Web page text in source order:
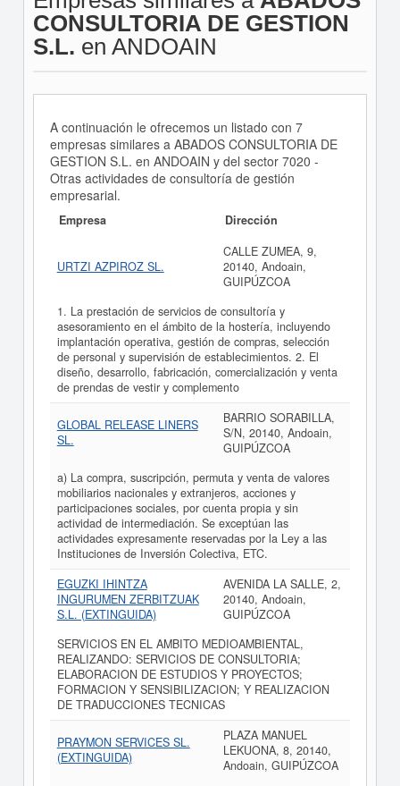
CONSULTORIA DE GESTION
S.L. en ANDOAIN
A continuación le ofrecemos un listado con 7
empresas similares a ABADOS CONSULTORIA DE
GESTION S.L. en ANDOAIN y del sector 7020 -
Otras actividades de consultoría de gestión
empresarial.
Empresa Dirección
URTZI AZPIROZ SL.
CALLE ZUMEA, 9,
20140, Andoain,
GUIPÚZCOA
1. La prestación de servicios de consultoría y
asesoramiento en el ámbito de la hostería, incluyendo
implantación operativa, gestión de compras, selección
de personal y supervisión de establecimientos. 2. El
diseño, desarrollo, fabricación, comercialización y venta
de prendas de vestir y complemento
GLOBAL RELEASE LINERS
SL.
BARRIO SORABILLA,
S/N, 20140, Andoain,
GUIPÚZCOA
a) La compra, suscripción, permuta y venta de valores
mobiliarios nacionales y extranjeros, acciones y
participaciones sociales, por cuenta propia y sin
actividad de intermediación. Se exceptúan las
actividades expresamente reservadas por la Ley a las
Instituciones de Inversión Colectiva, ETC.
EGUZKI IHINTZA
INGURUMEN ZERBITZUAK
S.L. (EXTINGUIDA)
AVENIDA LA SALLE, 2,
20140, Andoain,
GUIPÚZCOA
SERVICIOS EN EL AMBITO MEDIOAMBIENTAL,
REALIZANDO: SERVICIOS DE CONSULTORIA;
ELABORACION DE ESTUDIOS Y PROYECTOS;
FORMACION Y SENSIBILIZACION; Y REALIZACION
DE TRADUCCIONES TECNICAS
PRAYMON SERVICES SL.
(EXTINGUIDA)
PLAZA MANUEL
LEKUONA, 8, 20140,
Andoain, GUIPÚZCOA